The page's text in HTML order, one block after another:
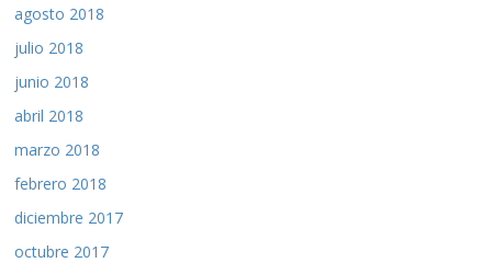
agosto 2018
julio 2018
junio 2018
abril 2018
marzo 2018
febrero 2018
diciembre 2017
octubre 2017